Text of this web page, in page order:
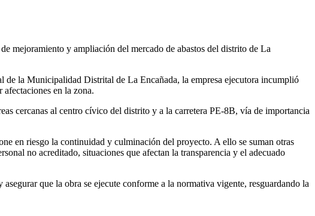
mejoramiento y ampliación del mercado de abastos del distrito de La
la Municipalidad Distrital de La Encañada, la empresa ejecutora incumplió
afectaciones en la zona.
cercanas al centro cívico del distrito y a la carretera PE-8B, vía de importancia
en riesgo la continuidad y culminación del proyecto. A ello se suman otras
no acreditado, situaciones que afectan la transparencia y el adecuado
que la obra se ejecute conforme a la normativa vigente, resguardando la